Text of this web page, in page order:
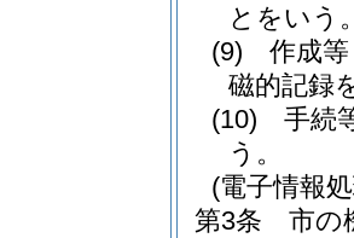
とをいう
(9)
作成
磁的記録
(10)
手続
う。
(電子情報
第3条
市の